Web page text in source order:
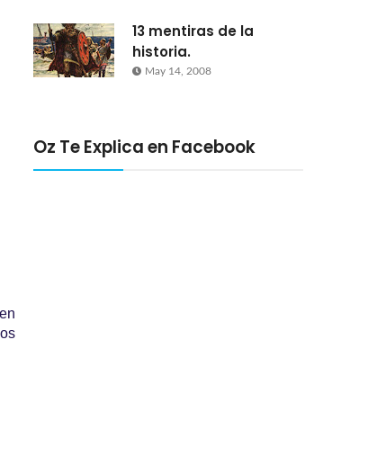
13 mentiras de la
historia.
May 14, 2008
Oz Te Explica en Facebook